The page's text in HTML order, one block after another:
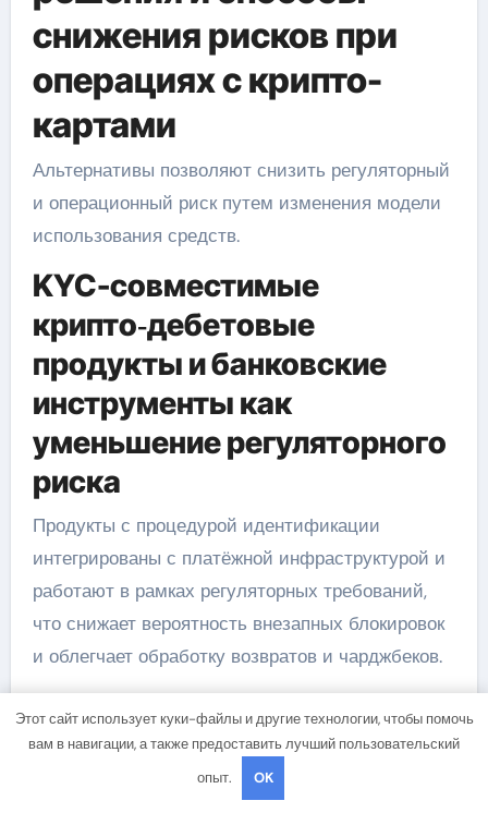
снижения рисков при
операциях с крипто-
картами
Альтернативы позволяют снизить регуляторный
и операционный риск путем изменения модели
использования средств.
KYC-совместимые
крипто‑дебетовые
продукты и банковские
инструменты как
уменьшение регуляторного
риска
Продукты с процедурой идентификации
интегрированы с платёжной инфраструктурой и
работают в рамках регуляторных требований,
что снижает вероятность внезапных блокировок
и облегчает обработку возвратов и чарджбеков.
Предоплаченные ваучеры,
быстрые обменники и
P2P‑схемы: компромисс
Этот сайт использует куки-файлы и другие технологии, чтобы помочь
вам в навигации, а также предоставить лучший пользовательский
опыт.
OK